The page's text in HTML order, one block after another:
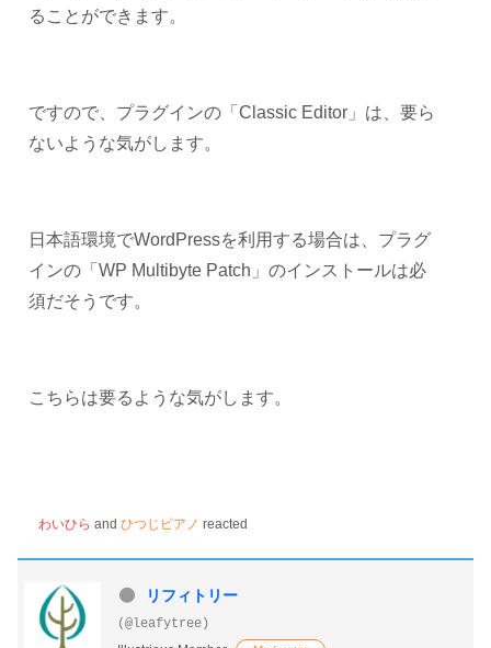
ることができます。
ですので、プラグインの「Classic Editor」は、要ら
ないような気がします。
日本語環境でWordPressを利用する場合は、プラグ
インの「WP Multibyte Patch」のインストールは必
須だそうです。
こちらは要るような気がします。
わいひら and ひつじピアノ reacted
リフィトリー
(@leafytree)